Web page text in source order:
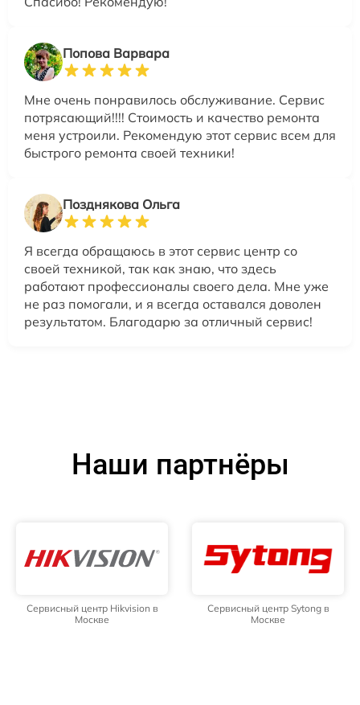
Попова Варвара
Мне очень понравилось обслуживание. Сервис
потрясающий!!!! Стоимость и качество ремонта
меня устроили. Рекомендую этот сервис всем для
быстрого ремонта своей техники!
Позднякова Ольга
Я всегда обращаюсь в этот сервис центр со
своей техникой, так как знаю, что здесь
работают профессионалы своего дела. Мне уже
не раз помогали, и я всегда оставался доволен
результатом. Благодарю за отличный сервис!
Наши партнёры
Сервисный центр Hikvision в
Москве
Сервисный центр Sytong в
Москве